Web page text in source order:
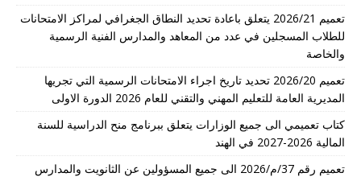
تعميم 2026/21 يتعلق باعادة تحديد النطاق الجغرافي لمراكز الامتحانات
للطلاب المسجلين في عدد من المعاهد والمدارس الفنية الرسمية
والخاصة
تعميم 2026/20 تحديد تاريخ اجراء الامتحانات الرسمية التي تجريها
المديرية العامة للتعليم المهني والتقني للعام 2026 الدورة الاولى
كتاب تعميمي الى جميع الوزارات يتعلق ببرنامج منح الدراسية للسنة
المالية 2026-2027 في الهند
تعميم رقم 37/م/2026 الى جميع المسؤولين عن الثانويت والمدارس